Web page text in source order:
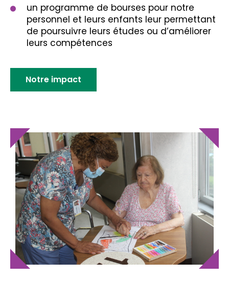
un programme de bourses pour notre
personnel et leurs enfants leur permettant
de poursuivre leurs études ou d’améliorer
leurs compétences
Notre impact